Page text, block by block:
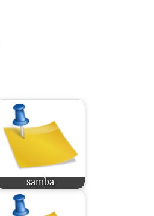
samba